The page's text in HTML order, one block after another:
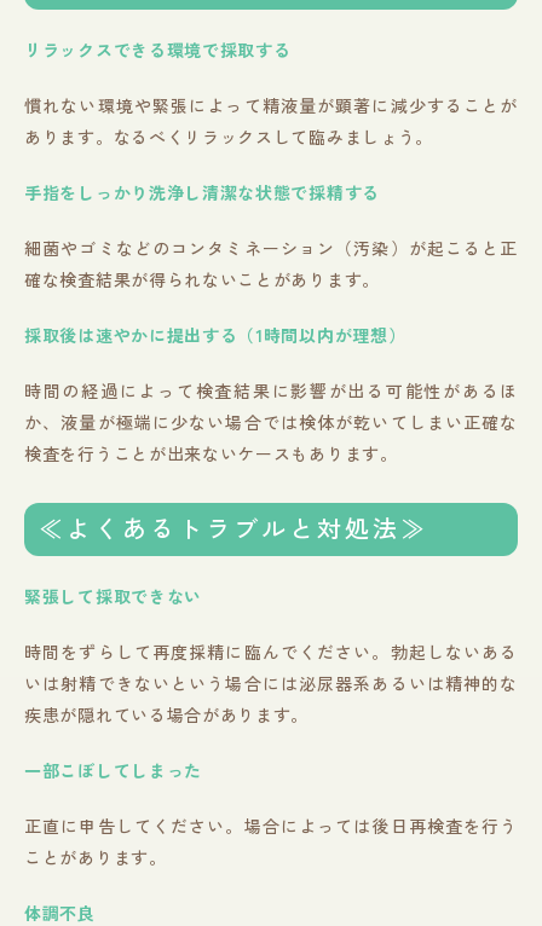
リラックスできる環境で採取する
慣れない環境や緊張によって精液量が顕著に減少することが
あります。なるべくリラックスして臨みましょう。
手指をしっかり洗浄し清潔な状態で採精する
細菌やゴミなどのコンタミネーション（汚染）が起こると正
確な検査結果が得られないことがあります。
採取後は速やかに提出する（1時間以内が理想）
時間の経過によって検査結果に影響が出る可能性があるほ
か、液量が極端に少ない場合では検体が乾いてしまい正確な
検査を行うことが出来ないケースもあります。
≪よくあるトラブルと対処法≫
緊張して採取できない
時間をずらして再度採精に臨んでください。勃起しないある
いは射精できないという場合には泌尿器系あるいは精神的な
疾患が隠れている場合があります。
一部こぼしてしまった
正直に申告してください。場合によっては後日再検査を行う
ことがあります。
体調不良